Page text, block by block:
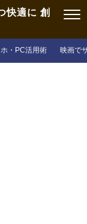
快適に 創
・PC活用術 映画で